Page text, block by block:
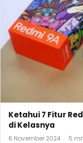
Ketahui 7 Fitur
di Kelasnya
6 November 2024 · 5